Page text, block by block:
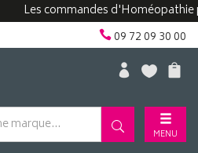
Les commandes d'Homéopathie
09 72 09 30 00
MENU